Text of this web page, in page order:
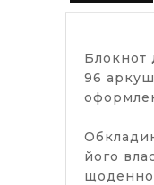
Блокнот
96
його